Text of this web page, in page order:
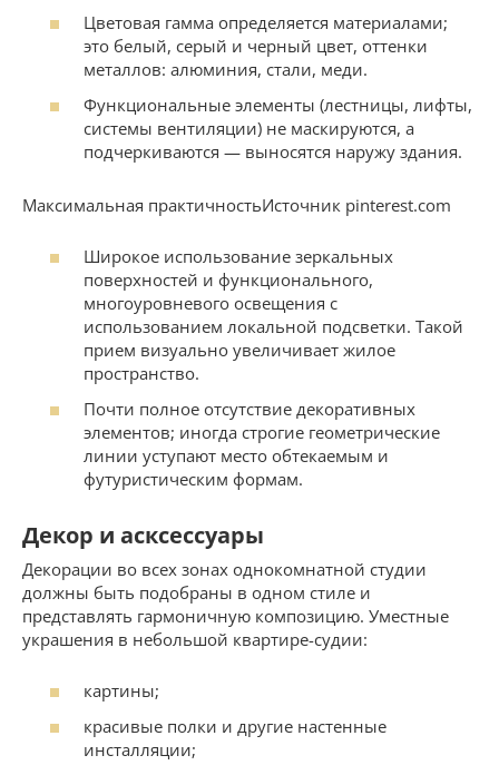
Цветовая гамма определяется материалами;
это белый, серый и черный цвет, оттенки
металлов: алюминия, стали, меди.
Функциональные элементы (лестницы, лифты,
системы вентиляции) не маскируются, а
подчеркиваются — выносятся наружу здания.
Максимальная практичностьИсточник pinterest.com
Широкое использование зеркальных
поверхностей и функционального,
многоуровневого освещения с
использованием локальной подсветки. Такой
прием визуально увеличивает жилое
пространство.
Почти полное отсутствие декоративных
элементов; иногда строгие геометрические
линии уступают место обтекаемым и
футуристическим формам.
Декор и асксессуары
Декорации во всех зонах однокомнатной студии
должны быть подобраны в одном стиле и
представлять гармоничную композицию. Уместные
украшения в небольшой квартире-судии:
картины;
красивые полки и другие настенные
инсталляции;